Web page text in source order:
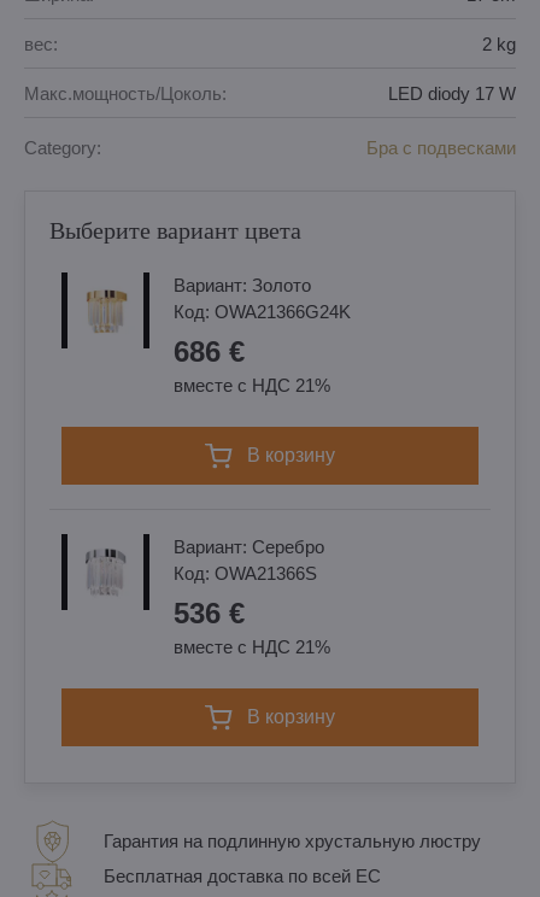
вес: 2 kg
Макс.мощность/Цоколь: LED diody 17 W
Category: Бра с подвесками
Выберите вариант цвета
Вариант: Золотo
Код: OWA21366G24K
686 €
вместе с НДС 21%
в корзину
Вариант: Cеребро
Код: OWA21366S
536 €
вместе с НДС 21%
в корзину
Гарантия на подлинную хрустальную люстру
Бесплатная доставка по всей ЕС